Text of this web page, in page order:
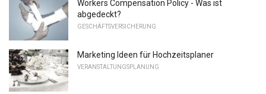
Workers Compensation Policy - Was ist
abgedeckt?
GESCHÄFTSVERSICHERUNG
Marketing Ideen für Hochzeitsplaner
VERANSTALTUNGSPLANUNG